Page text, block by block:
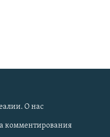
О нас
комментирования